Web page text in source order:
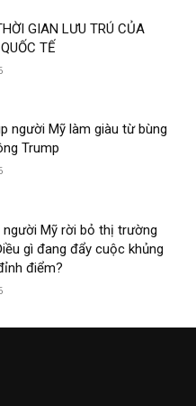
GIAN LƯU TRÚ CỦA
TẾ
người Mỹ làm giàu từ bùng
Trump
người Mỹ rời bỏ thị trường
gì đang đẩy cuộc khủng
điểm?